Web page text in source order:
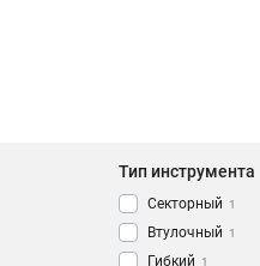
Тип инструмента
Секторный 1
Втулочный 1
Гибкий 1